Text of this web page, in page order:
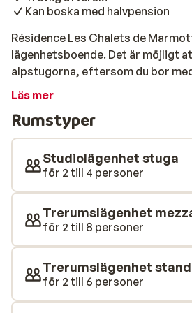
Kan boska med halvpension
Résidence Les Chalets de
lägenhetsboende. Det är möjligt
alpstugorna, eftersom du bor
pisterna. Efter en dags skidåkning
grupp, då detta résidence
Läs mer
Rumstyper
Studiolägenhet stuga
för 2 till 4 personer
Trerumslägenhet
för 2 till 8 personer
Trerumslägenhet
för 2 till 6 personer